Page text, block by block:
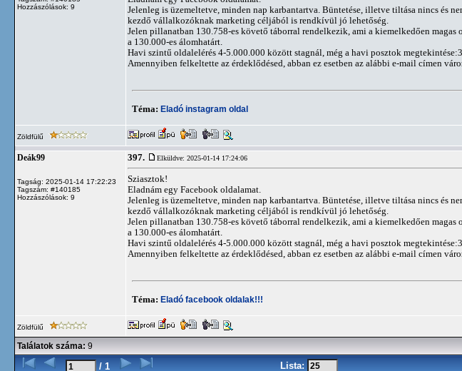
Hozzászólások: 9
Jelenleg is üzemeltetve, minden nap karbantartva. Büntetése, illetve tiltása nincs és
kezdő vállalkozóknak marketing céljából is rendkívül jó lehetőség.
Jelen pillanatban 130.758-es követő táborral rendelkezik, ami a kiemelkedően
a 130.000-es álomhatárt.
Havi szintű oldalelérés 4-5.000.000 között stagnál, még a havi posztok
Amennyiben felkeltette az érdeklődésed, abban ez esetben az alábbi e-mail címen
Téma: Eladó instagram oldal
Zöldfülű
Deák99
Tagság: 2025-01-14 17:22:23
Tagszám: #140185
Hozzászólások: 9
397. Elküldve: 2025-01-14 17:24:06
Sziasztok!
Eladnám egy Facebook oldalamat.
Jelenleg is üzemeltetve, minden nap karbantartva. Büntetése, illetve tiltása nincs és
kezdő vállalkozóknak marketing céljából is rendkívül jó lehetőség.
Jelen pillanatban 130.758-es követő táborral rendelkezik, ami a kiemelkedően
a 130.000-es álomhatárt.
Havi szintű oldalelérés 4-5.000.000 között stagnál, még a havi posztok
Amennyiben felkeltette az érdeklődésed, abban ez esetben az alábbi e-mail címen
Téma: Eladó facebook oldalak!!!
Zöldfülű
Találatok száma: 9
/ 1 Lista: